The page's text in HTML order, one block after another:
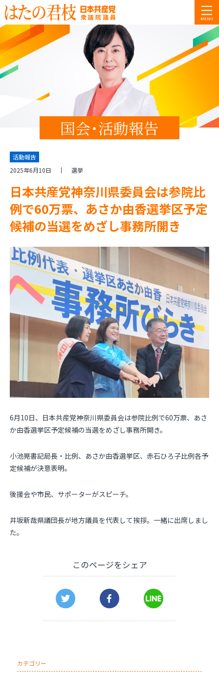
国会･活動報告
活動報告
2025年6月10日
選挙
日本共産党神奈川県委員会は参院比
例で60万票、あさか由香選挙区予定
候補の当選をめざし事務所開き
6月10日、日本共産党神奈川県委員会は参院比例で60万票、あさ
か由香選挙区予定候補の当選をめざし事務所開き。
小池晃書記局長・比例、あさか由香選挙区、赤石ひろ子比例各予
定候補が決意表明。
後援会や市民、サポーターがスピーチ。
井坂新哉県議団長が地方議員を代表して挨拶。一緒に出席しまし
た。
このページをシェア
カテゴリー